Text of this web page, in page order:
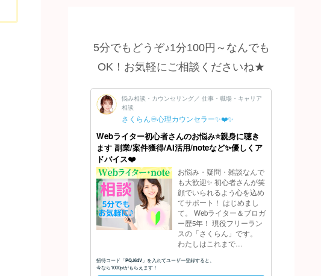
5分でもどうぞ♪1分100円～なんでも
OK！お気軽にご相談くださいね★